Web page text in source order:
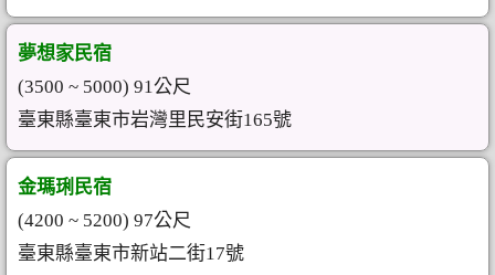
夢想家民宿
(3500 ~ 5000) 91公尺
臺東縣臺東市岩灣里民安街165號
金瑪琍民宿
(4200 ~ 5200) 97公尺
臺東縣臺東市新站二街17號